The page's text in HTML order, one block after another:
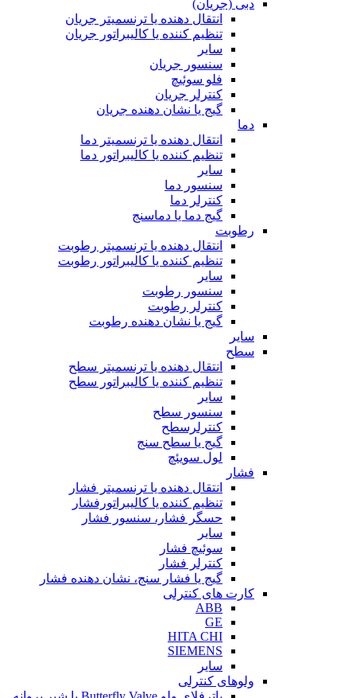
دبی (جریان)
انتقال دهنده یا ترنسمیتر جریان
تنظیم کننده یا کالیبراتور جریان
سایر
سنسور جریان
فلو سوئیچ
کنترلر جریان
گیج یا نشان دهنده جریان
دما
انتقال دهنده یا ترنسمیتر دما
تنظیم کننده یا کالیبراتور دما
سایر
سنسور دما
کنترلر دما
گیج دما یا دماسنج
رطوبت
انتقال دهنده یا ترنسمیتر رطوبت
تنظیم کننده یا کالیبراتور رطوبت
سایر
سنسور رطوبت
کنترلر رطوبت
گیج یا نشان دهنده رطوبت
سایر
سطح
انتقال دهنده یا ترنسمیتر سطح
تنظیم کننده یا کالیبراتور سطح
سایر
سنسور سطح
کنترلرسطح
گیج یا سطح سنج
لول سویئچ
فشار
انتقال دهنده یا ترنسمیتر فشار
تنظیم کننده یا کالیبراتورفشار
حسگر فشار، سنسور فشار
سایر
سوئیچ فشار
کنترلر فشار
گیج یا فشار سنج، نشان دهنده فشار
کارت های کنترلی
ABB
GE
HITA CHI
SIEMENS
سایر
ولوهای کنترلی